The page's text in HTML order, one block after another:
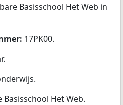
Basisschool Het Web in
17PK00.
Basisschool Het Web.